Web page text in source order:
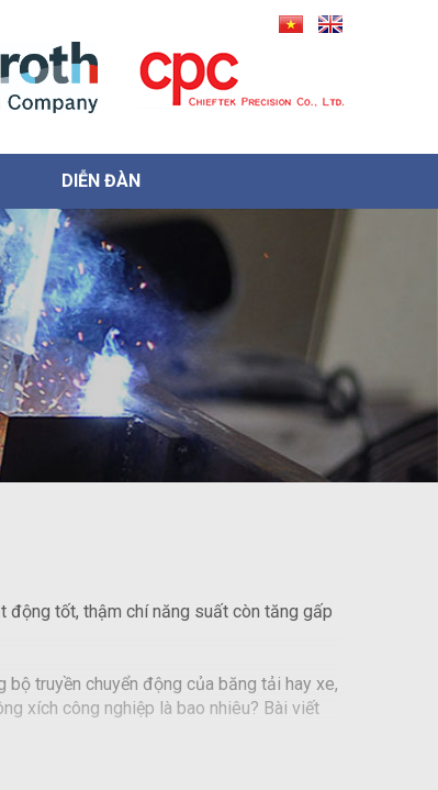
DIỄN ĐÀN
động tốt, thậm chí năng suất còn tăng gấp
truyền chuyển động của băng tải hay xe,
xích công nghiệp là bao nhiêu? Bài viết